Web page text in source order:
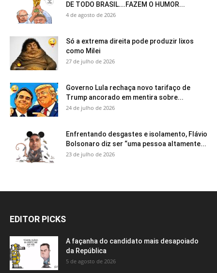
DE TODO BRASIL….FAZEM O HUMOR...
4 de agosto de 2026
Só a extrema direita pode produzir lixos
como Milei
27 de julho de 2026
Governo Lula rechaça novo tarifaço de
Trump ancorado em mentira sobre...
24 de julho de 2026
Enfrentando desgastes e isolamento, Flávio
Bolsonaro diz ser “uma pessoa altamente...
23 de julho de 2026
EDITOR PICKS
A façanha do candidato mais desapoiado
da República
5 de agosto de 2026